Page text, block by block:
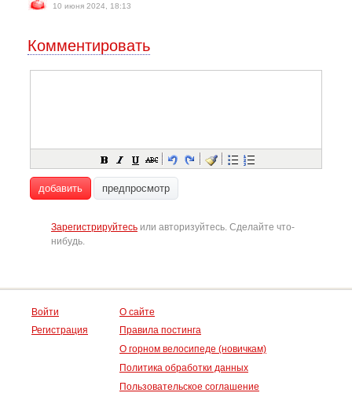
10 июня 2024, 18:13
Комментировать
добавить предпросмотр
Зарегистрируйтесь или авторизуйтесь. Сделайте что-
нибудь.
Войти
Регистрация
О сайте
Правила постинга
О горном велосипеде (новичкам)
Политика обработки данных
Пользовательское соглашение